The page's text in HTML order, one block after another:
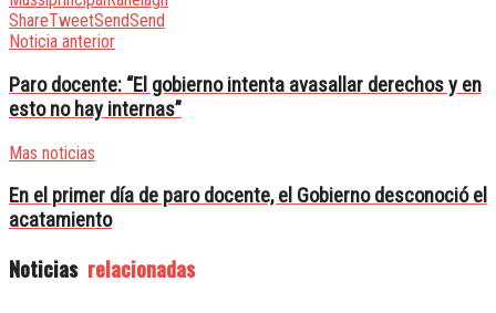
ShareTweetSendSend
Noticia anterior
Paro docente: “El gobierno intenta avasallar derechos y en
esto no hay internas”
Mas noticias
En el primer día de paro docente, el Gobierno desconoció el
acatamiento
Noticias relacionadas